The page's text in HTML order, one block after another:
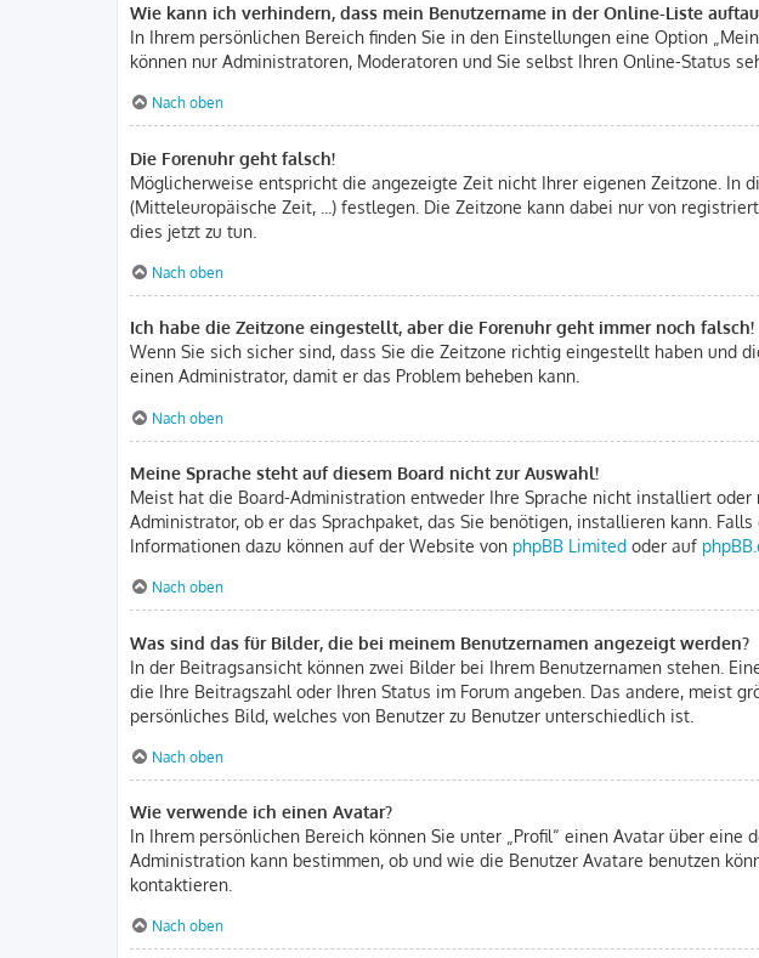
Wie kann ich verhindern, dass mein Benutzername in der Online-Liste
In Ihrem persönlichen Bereich finden Sie in den Einstellungen eine Option
können nur Administratoren, Moderatoren und Sie selbst Ihren Online-Status
Nach oben
Die Forenuhr geht falsch!
Möglicherweise entspricht die angezeigte Zeit nicht Ihrer eigenen Zeitzone. In
(Mitteleuropäische Zeit, ...) festlegen. Die Zeitzone kann dabei nur von
dies jetzt zu tun.
Nach oben
Ich habe die Zeitzone eingestellt, aber die Forenuhr geht immer noch falsch!
Wenn Sie sich sicher sind, dass Sie die Zeitzone richtig eingestellt haben und
einen Administrator, damit er das Problem beheben kann.
Nach oben
Meine Sprache steht auf diesem Board nicht zur Auswahl!
Meist hat die Board-Administration entweder Ihre Sprache nicht installiert
Administrator, ob er das Sprachpaket, das Sie benötigen, installieren kann.
Informationen dazu können auf der Website von phpBB Limited oder auf
Nach oben
Was sind das für Bilder, die bei meinem Benutzernamen angezeigt werden?
In der Beitragsansicht können zwei Bilder bei Ihrem Benutzernamen stehen.
die Ihre Beitragszahl oder Ihren Status im Forum angeben. Das andere, meist
persönliches Bild, welches von Benutzer zu Benutzer unterschiedlich ist.
Nach oben
Wie verwende ich einen Avatar?
In Ihrem persönlichen Bereich können Sie unter „Profil“ einen Avatar über
Administration kann bestimmen, ob und wie die Benutzer Avatare benutzen
kontaktieren.
Nach oben